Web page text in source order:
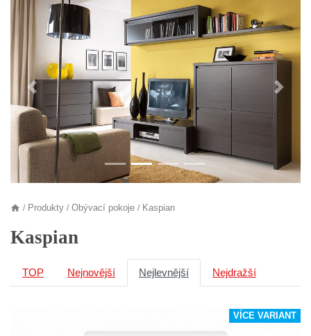
Předchozí Další
/ Produkty / Obývací pokoje / Kaspian
Kaspian
TOP Nejnovější Nejlevnější Nejdražší
VÍCE VARIANT